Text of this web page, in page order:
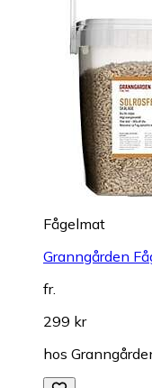
Fågelmat
Granngården
fr.
299 kr
hos